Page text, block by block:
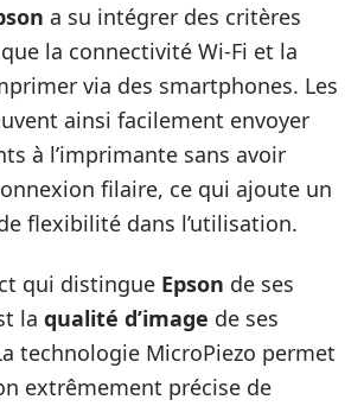
a su intégrer des critères
la connectivité Wi-Fi et la
via des smartphones. Les
ainsi facilement envoyer
à l’imprimante sans avoir
filaire, ce qui ajoute un
flexibilité dans l’utilisation.
qui distingue Epson de ses
la qualité d’image de ses
technologie MicroPiezo permet
extrêmement précise de